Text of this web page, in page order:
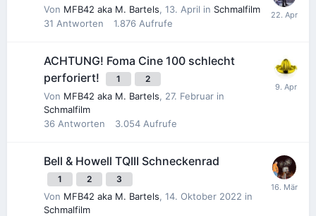
Von MFB42 aka M. Bartels, 13. April in Schmalfilm
31 Antworten 1.876 Aufrufe
ACHTUNG! Foma Cine 100 schlecht
perforiert!
1 2
Von MFB42 aka M. Bartels, 27. Februar in
Schmalfilm
36 Antworten 3.054 Aufrufe
Bell & Howell TQIII Schneckenrad
1 2 3
Von MFB42 aka M. Bartels, 14. Oktober 2022 in
Schmalfilm